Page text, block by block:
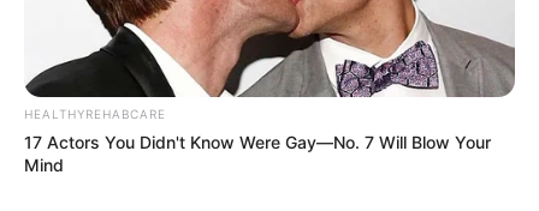
HEALTHYREHABCARE
17 Actors You Didn't Know Were Gay—No. 7 Will Blow Your
Mind